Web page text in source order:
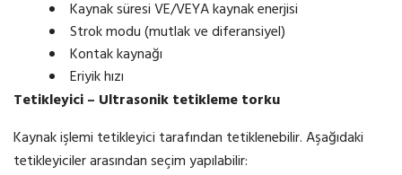
Kaynak süresi VE/VEYA kaynak enerjisi
Strok modu (mutlak ve diferansiyel)
Kontak kaynağı
Eriyik hızı
Tetikleyici – Ultrasoniktetiklemetorku
Kaynak işlemi tetikleyici tarafından tetiklenebilir. Aşağıdaki
tetikleyiciler arasından seçim yapılabilir: